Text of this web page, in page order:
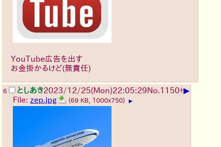
YouTube広告を出す
お金掛かるけど(無責任)
6 としあき2023/12/25(Mon)22:05:29No.1150+▶
File: zep.jpg (69 KB, 1000x750) ▶